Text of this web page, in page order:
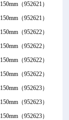
150mm （952621）
150mm （952621）
150mm （952622）
150mm （952622）
150mm （952622）
150mm （952622）
150mm （952623）
150mm （952623）
150mm （952623）